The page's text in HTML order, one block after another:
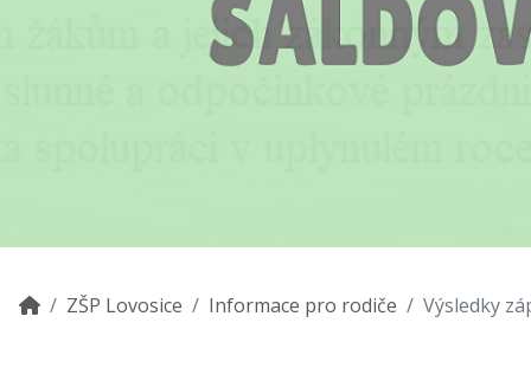
ZŠP Lovosice Informace pro rodiče Výsledky